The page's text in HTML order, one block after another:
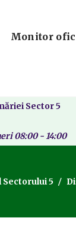
Monitor
Sector 5
08:00 - 14:00
5